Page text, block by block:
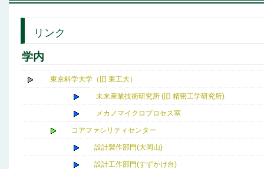
リンク
学内
東京科学大学（旧 東工大）
未来産業技術研究所 (旧 精密工学研究所)
メカノマイクロプロセス室
コアファシリティセンター
設計製作部門(大岡山)
設計工作部門(すずかけ台)